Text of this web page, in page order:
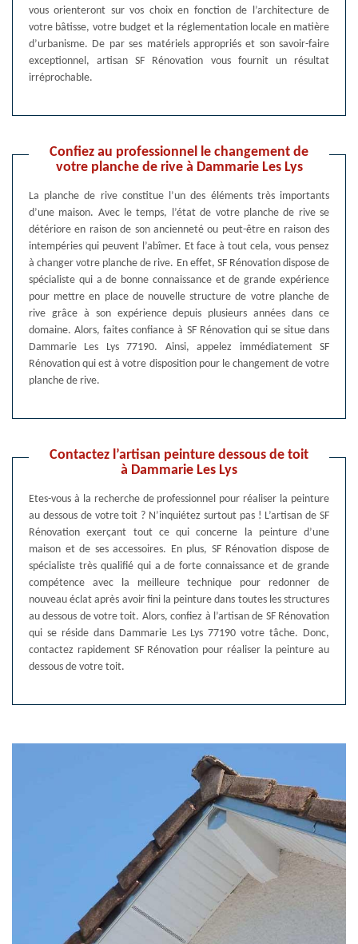
vous orienteront sur vos choix en fonction de l’architecture de
votre bâtisse, votre budget et la réglementation locale en matière
d’urbanisme. De par ses matériels appropriés et son savoir-faire
exceptionnel, artisan SF Rénovation vous fournit un résultat
irréprochable.
Confiez au professionnel le changement de
votre planche de rive à Dammarie Les Lys
La planche de rive constitue l’un des éléments très importants
d’une maison. Avec le temps, l’état de votre planche de rive se
détériore en raison de son ancienneté ou peut-être en raison des
intempéries qui peuvent l’abîmer. Et face à tout cela, vous pensez
à changer votre planche de rive. En effet, SF Rénovation dispose de
spécialiste qui a de bonne connaissance et de grande expérience
pour mettre en place de nouvelle structure de votre planche de
rive grâce à son expérience depuis plusieurs années dans ce
domaine. Alors, faites confiance à SF Rénovation qui se situe dans
Dammarie Les Lys 77190. Ainsi, appelez immédiatement SF
Rénovation qui est à votre disposition pour le changement de votre
planche de rive.
Contactez l’artisan peinture dessous de toit
à Dammarie Les Lys
Etes-vous à la recherche de professionnel pour réaliser la peinture
au dessous de votre toit ? N’inquiétez surtout pas ! L’artisan de SF
Rénovation exerçant tout ce qui concerne la peinture d’une
maison et de ses accessoires. En plus, SF Rénovation dispose de
spécialiste très qualifié qui a de forte connaissance et de grande
compétence avec la meilleure technique pour redonner de
nouveau éclat après avoir fini la peinture dans toutes les structures
au dessous de votre toit. Alors, confiez à l’artisan de SF Rénovation
qui se réside dans Dammarie Les Lys 77190 votre tâche. Donc,
contactez rapidement SF Rénovation pour réaliser la peinture au
dessous de votre toit.